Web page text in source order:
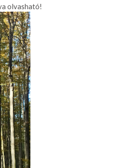
olvasható!